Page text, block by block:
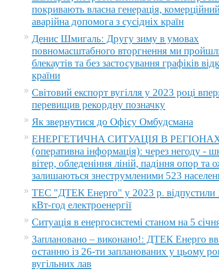
покривають власна генерація,
аварійна допомога з сусідніх країн
Денис Шмигаль: Другу зиму в умовах
повномасштабного вторгнення ми
блекаутів та без застосування графіків
країни
Світовий експорт вугілля у 2023 році
перевищив рекордну позначку
Як звернутися до Офісу Омбудсмана
ЕНЕРГЕТИЧНА СИТУАЦІЯ В
(оперативна інформація): через негоду -
вітер, обледеніння ліній, падіння опор та
залишаються знеструмленими 523
ТЕС "ДТЕК Енерго" у 2023 р. відпустили
кВт-год електроенергії
Ситуація в енергосистемі станом на 5
Заплановано – виконано!: ДТЕК Енерго
останню із 26-ти запланованих у цьому
вугільних лав